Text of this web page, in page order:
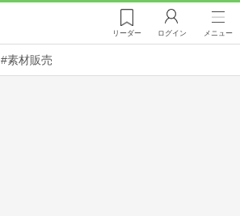
リーダー ログイン メニュー
#素材販売